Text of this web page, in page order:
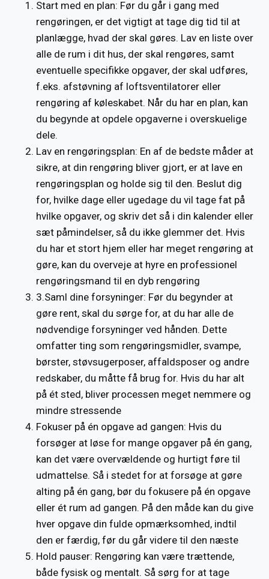
Start med en plan: Før du går i gang med
rengøringen, er det vigtigt at tage dig tid til at
planlægge, hvad der skal gøres. Lav en liste over
alle de rum i dit hus, der skal rengøres, samt
eventuelle specifikke opgaver, der skal udføres,
f.eks. afstøvning af loftsventilatorer eller
rengøring af køleskabet. Når du har en plan, kan
du begynde at opdele opgaverne i overskuelige
dele.
Lav en rengøringsplan: En af de bedste måder at
sikre, at din rengøring bliver gjort, er at lave en
rengøringsplan og holde sig til den. Beslut dig
for, hvilke dage eller ugedage du vil tage fat på
hvilke opgaver, og skriv det så i din kalender eller
sæt påmindelser, så du ikke glemmer det. Hvis
du har et stort hjem eller har meget rengøring at
gøre, kan du overveje at hyre en professionel
rengøringsmand til en dyb rengøring
3.Saml dine forsyninger: Før du begynder at
gøre rent, skal du sørge for, at du har alle de
nødvendige forsyninger ved hånden. Dette
omfatter ting som rengøringsmidler, svampe,
børster, støvsugerposer, affaldsposer og andre
redskaber, du måtte få brug for. Hvis du har alt
på ét sted, bliver processen meget nemmere og
mindre stressende
Fokuser på én opgave ad gangen: Hvis du
forsøger at løse for mange opgaver på én gang,
kan det være overvældende og hurtigt føre til
udmattelse. Så i stedet for at forsøge at gøre
alting på én gang, bør du fokusere på én opgave
eller ét rum ad gangen. På den måde kan du give
hver opgave din fulde opmærksomhed, indtil
den er færdig, før du går videre til den næste
Hold pauser: Rengøring kan være trættende,
både fysisk og mentalt. Så sørg for at tage